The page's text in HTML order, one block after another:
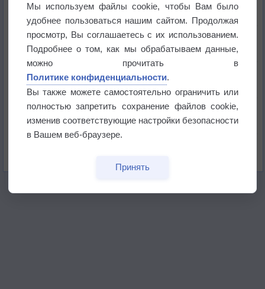
Приложение построит маршрут через тень
Атмосфера начала замерзать
В Приморье обнаружены морские волны тепла
Изменение климата повлияло на ареал обитания
Мы используем файлы cookie, чтобы Вам было
удобнее пользоваться нашим сайтом. Продолжая
просмотр, Вы соглашаетесь с их использованием.
Подробнее о том, как мы обрабатываем данные,
можно прочитать в
Политике конфиденциальности.
Вы также можете самостоятельно ограничить или
полностью запретить сохранение файлов cookie,
изменив соответствующие настройки безопасности
в Вашем веб-браузере.
Принять